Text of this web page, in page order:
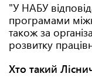
"У НАБУ
програмами
також за
розвитку
Хто такий